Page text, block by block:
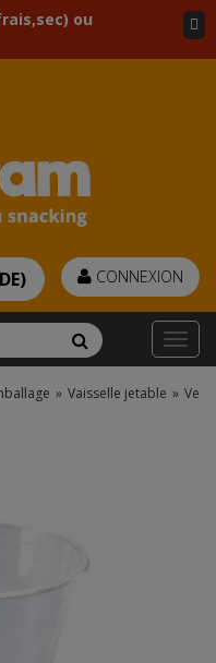
ou
Rechercher
CONNEXION
» Vaisselle jetable »